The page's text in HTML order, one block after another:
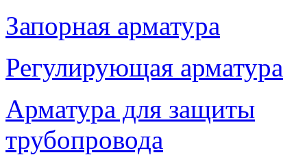
Запорная арматура
Регулирующая арматура
Арматура для защиты
трубопровода